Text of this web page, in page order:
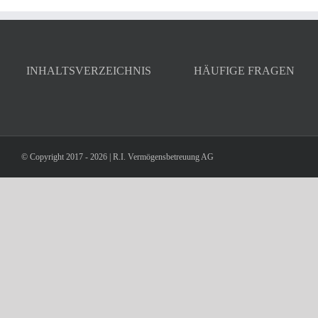
INHALTSVERZEICHNIS HÄUFIGE FRAGEN
© Copyright 2017 - 2026 | R.I. Vermögensbetreuung AG